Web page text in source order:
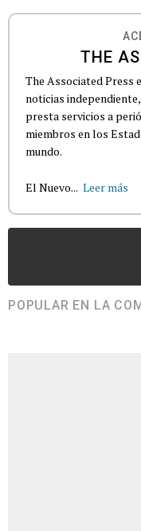
THE
The Associated Press
noticias
presta servicios a
miembros en los
mundo.
El Nuevo... Leer más
POPULAR EN LA